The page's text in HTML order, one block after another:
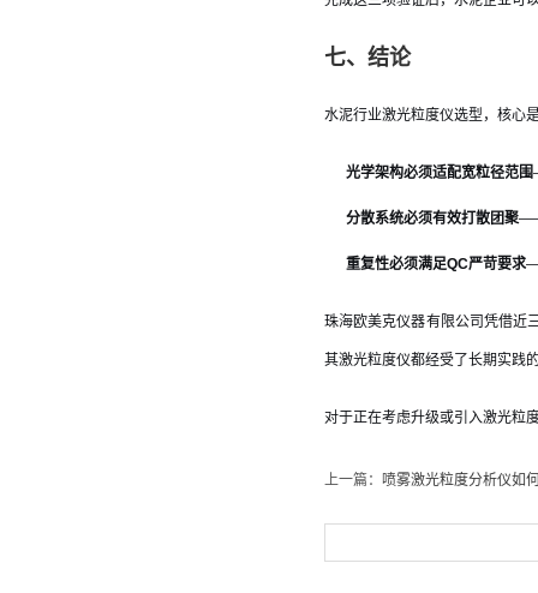
七、结论
水泥行业激光粒度仪选型，核心
光学架构必须适配宽粒径范围
分散系统必须有效打散团聚——
重复性必须满足QC严苛要求
珠海欧美克仪器有限公司凭借近
其激光粒度仪都经受了长期实践
对于正在考虑升级或引入激光粒
上一篇： 喷雾激光粒度分析仪如